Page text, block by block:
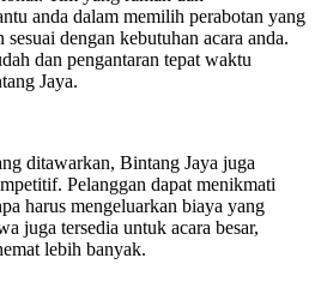
anda dalam memilih perabotan yang
dengan kebutuhan acara anda.
dan pengantaran tepat waktu
Jaya.
ditawarkan, Bintang Jaya juga
Pelanggan dapat menikmati
harus mengeluarkan biaya yang
juga tersedia untuk acara besar,
lebih banyak.